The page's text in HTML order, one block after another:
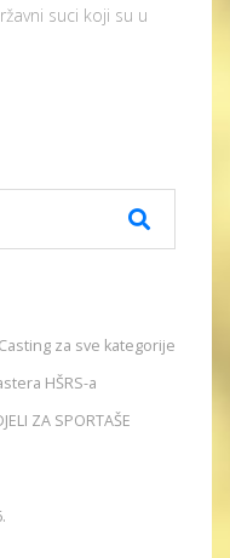
suci koji su u
za sve kategorije
HŠRS-a
ZA SPORTAŠE